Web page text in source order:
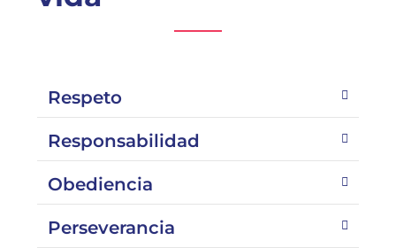
Respeto
Responsabilidad
Obediencia
Perseverancia